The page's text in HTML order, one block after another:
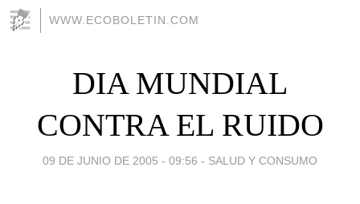
WWW.ECOBOLETIN.COM
DIA MUNDIAL
CONTRA EL RUIDO
09 DE JUNIO DE 2005 - 09:56 - SALUD Y CONSUMO